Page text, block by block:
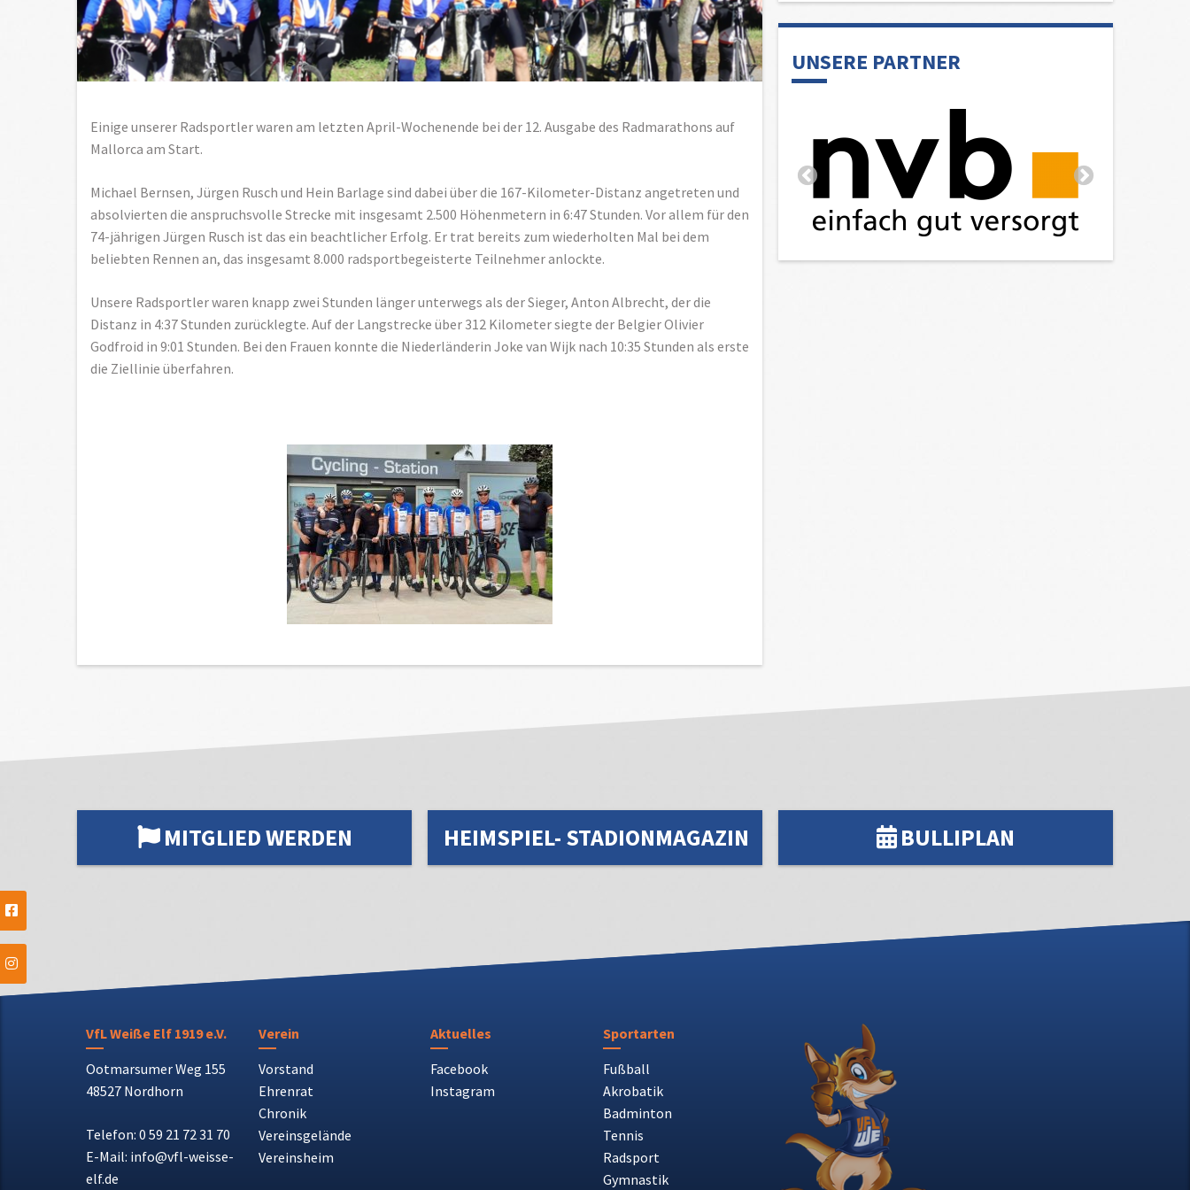
Einige unserer Radsportler waren am letzten April-Wochenende bei der 12. Ausgabe des Radmarathons auf
Mallorca am Start.
Michael Bernsen, Jürgen Rusch und Hein Barlage sind dabei über die 167-Kilometer-Distanz angetreten und
absolvierten die anspruchsvolle Strecke mit insgesamt 2.500 Höhenmetern in 6:47 Stunden. Vor allem für den
74-jährigen Jürgen Rusch ist das ein beachtlicher Erfolg. Er trat bereits zum wiederholten Mal bei dem
beliebten Rennen an, das insgesamt 8.000 radsportbegeisterte Teilnehmer anlockte.
Unsere Radsportler waren knapp zwei Stunden länger unterwegs als der Sieger, Anton Albrecht, der die
Distanz in 4:37 Stunden zurücklegte. Auf der Langstrecke über 312 Kilometer siegte der Belgier Olivier
Godfroid in 9:01 Stunden. Bei den Frauen konnte die Niederländerin Joke van Wijk nach 10:35 Stunden als erste
die Ziellinie überfahren.
UNSERE PARTNER
MITGLIED WERDEN HEIMSPIEL- STADIONMAGAZIN BULLIPLAN
VfL Weiße Elf 1919 e.V.
Ootmarsumer Weg 155
48527 Nordhorn
Telefon: 0 59 21 72 31 70
E-Mail: info@vfl-weisse-
elf.de
Verein
Vorstand
Ehrenrat
Chronik
Vereinsgelände
Vereinsheim
Aktuelles
Facebook
Instagram
Sportarten
Fußball
Akrobatik
Badminton
Tennis
Radsport
Gymnastik